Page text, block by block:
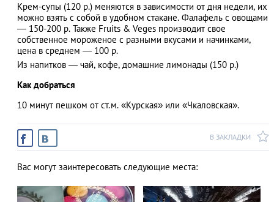
Крем-супы (120 р.) меняются в зависимости от дня недели, их
можно взять с собой в удобном стакане. Фалафель с овощами
— 150-200 р. Также Fruits & Veges производит свое
собственное мороженое с разными вкусами и начинками,
цена в среднем — 100 р.
Из напитков — чай, кофе, домашние лимонады (150 р.)
Как добраться
10 минут пешком от ст.м. «Курская» или «Чкаловская».
В ЗАКЛАДКИ
Вас могут заинтересовать следующие места: